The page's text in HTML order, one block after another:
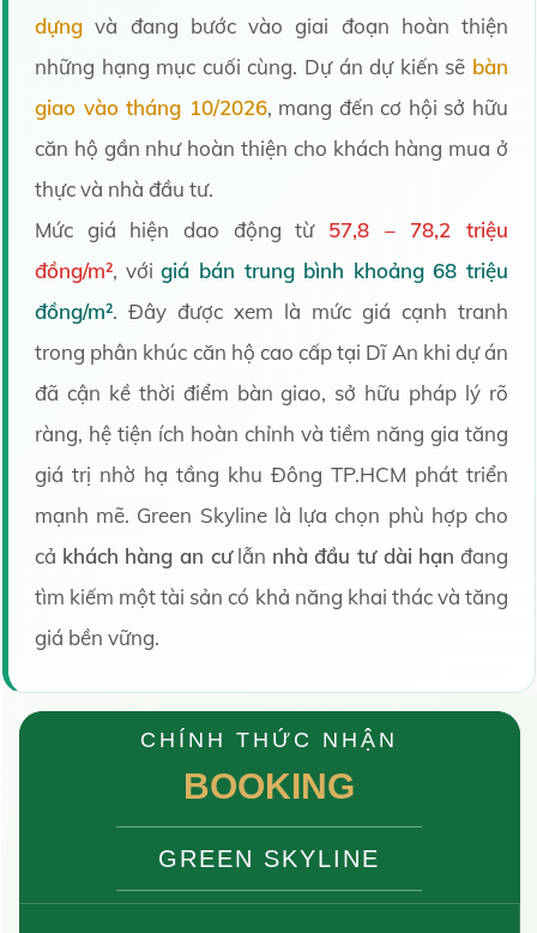
dựng và đang bước vào giai đoạn hoàn thiện
những hạng mục cuối cùng. Dự án dự kiến sẽ bàn
giao vào tháng 10/2026, mang đến cơ hội sở hữu
căn hộ gần như hoàn thiện cho khách hàng mua ở
thực và nhà đầu tư.
Mức giá hiện dao động từ 57,8 – 78,2 triệu
đồng/m², vớigiá bán trung bình khoảng 68 triệu
đồng/m². Đây được xem là mức giá cạnh tranh
trong phân khúc căn hộ cao cấp tại Dĩ An khi dự án
đã cận kề thời điểm bàn giao, sở hữu pháp lý rõ
ràng, hệ tiện ích hoàn chỉnh và tiềm năng gia tăng
giá trị nhờ hạ tầng khu Đông TP.HCM phát triển
mạnh mẽ. Green Skyline là lựa chọn phù hợp cho
cả khách hàng an cưlẫn nhà đầu tư dài hạn đang
tìm kiếm một tài sản có khả năng khai thác và tăng
giá bền vững.
CHÍNH THỨC NHẬN
BOOKING
GREEN SKYLINE